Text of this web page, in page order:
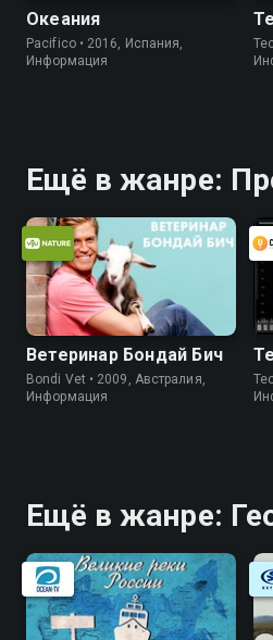
Океания
Pacifico • 2016, Испания,
Информация
Ещё в жанре:
Ветеринар Бондай Бич
Bondi Vet • 2009, Австралия,
Информация
Ещё в жанре: